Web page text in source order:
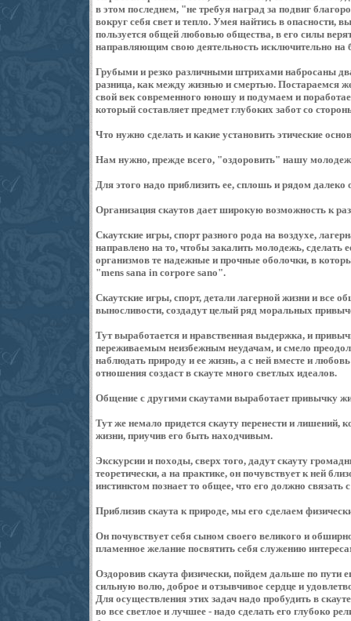
в этом последнем, "не требуя наград за подвиг
вокруг себя свет и тепло. Умея найтись в опасности,
пользуется общей любовью общества, в его силы
направляющим свою деятельность исключительно на
Грубыми и резко различными штрихами набросаны
разница, как между жизнью и смертью. Постараемся
свой век современного юношу и подумаем и
который составляет предмет глубоких забот со
Что нужно сделать и какие установить этические
Нам нужно, прежде всего, "оздоровить" нашу
Для этого надо приблизить ее, сплошь и рядом
Организация скаутов дает широкую возможность к
Скаутские игры, спорт разного рода на воздухе,
направлено на то, чтобы закалить молодежь, сделать
организмов те надежные и прочные оболочки, в
"mens sana in corpore sano".
Скаутские игры, спорт, детали лагерной жизни и все
выносливости, создадут целый ряд моральных
Тут выработается и нравственная выдержка, и
переживаемым неизбежным неудачам, и смело
наблюдать природу и ее жизнь, а с ней вместе и
отношения создаст в скауте много светлых идеалов.
Общение с другими скаутами выработает привычку
Тут же немало придется скауту перенести и лишений,
жизни, приучив его быть находчивым.
Экскурсии и походы, сверх того, дадут скауту
теоретически, а на практике, он почувствует к ней
инстинктом познает то общее, что его должно связать
Приблизив скаута к природе, мы его сделаем
Он почувствует себя сыном своего великого и
пламенное желание посвятить себя служению
Оздоровив скаута физически, пойдем дальше по пути
сильную волю, доброе и отзывчивое сердце и
Для осуществления этих задач надо пробудить в
во все светлое и лучшее - надо сделать его глубоко